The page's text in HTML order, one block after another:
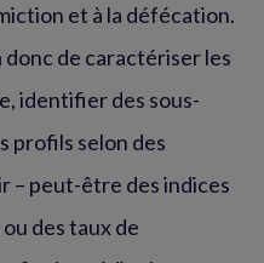
et à la défécation.
de caractériser les
identifier des sous-
profils selon des
– peut-être des indices
des taux de